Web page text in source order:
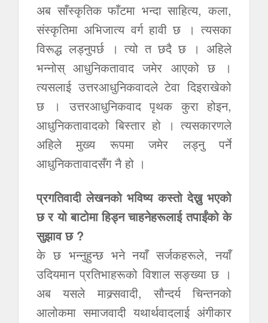
अब साँस्कृतिक फाँटमा भन्दा साहित्य, कला,
संस्कृतिमा अभिजात्य वर्ग हावी छ । त्यसका
विरूद्ध लड्नुपर्छ । त्यो त छदै छ । अहिले
भन्नोस् आधुनिकतावाद जमेर आएको छ ।
त्यसलाई उत्तरआधुनिकवादले टेवा दिइराखेको
छ । उत्तरआधुनिकवाद पृथक कुरा होइन,
आधुनिकतावादको बिस्तार हो । त्यसकारणले
अहिले मुख्य रूपमा जमेर लड्नु पर्ने
आधुनिकतावादसँग नै हो ।
प्रगतिवादी लेखनको भविष्य कस्तो देख्नु भएको
छ र यो बाटोमा हिड्न चाहनेहरूलाई तपाईंको के
सुझाव छ ?
के छ भन्नुहुन्छ भने नयाँ सर्जकहरूले, नयाँ
उदियमान प्रतिभाहरूको विशाल सङ्ख्या छ ।
अब यसले माक्र्सवादी, सौन्दर्य चिन्तनको
आलोकमा समाजवादी यथार्थवादलाई अंगीकार